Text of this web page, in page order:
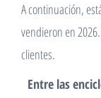
A continuación,
vendieron en
clientes.
Entre las